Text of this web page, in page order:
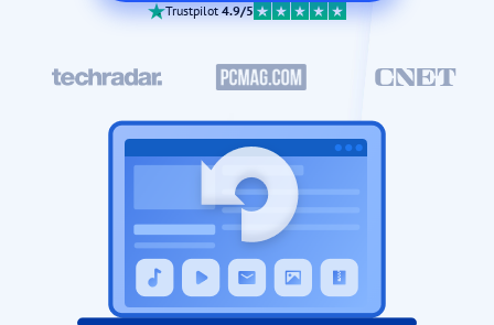
Trustpilot4.9/5